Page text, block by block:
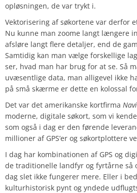
opløsningen, de var trykt i.
Vektorisering af søkortene var derfor
Nu kunne man zoome langt længere
afsløre langt flere detaljer, end de
Samtidig kan man vælge forskellige
ser, hvad man har brug for at se. Så
uvæsentlige data, man alligevel ikke
på små skærme er dette en kolossal
Det var det amerikanske kortfirma
moderne, digitale søkort, som vi
som også i dag er den førende
millioner af GPS’er og søkortplottere
I dag har kombinationen af GPS og
de traditionelle landfyr og fyrtårne så
dag slet ikke fungerer mere. Eller i
kulturhistorisk pynt og yndede